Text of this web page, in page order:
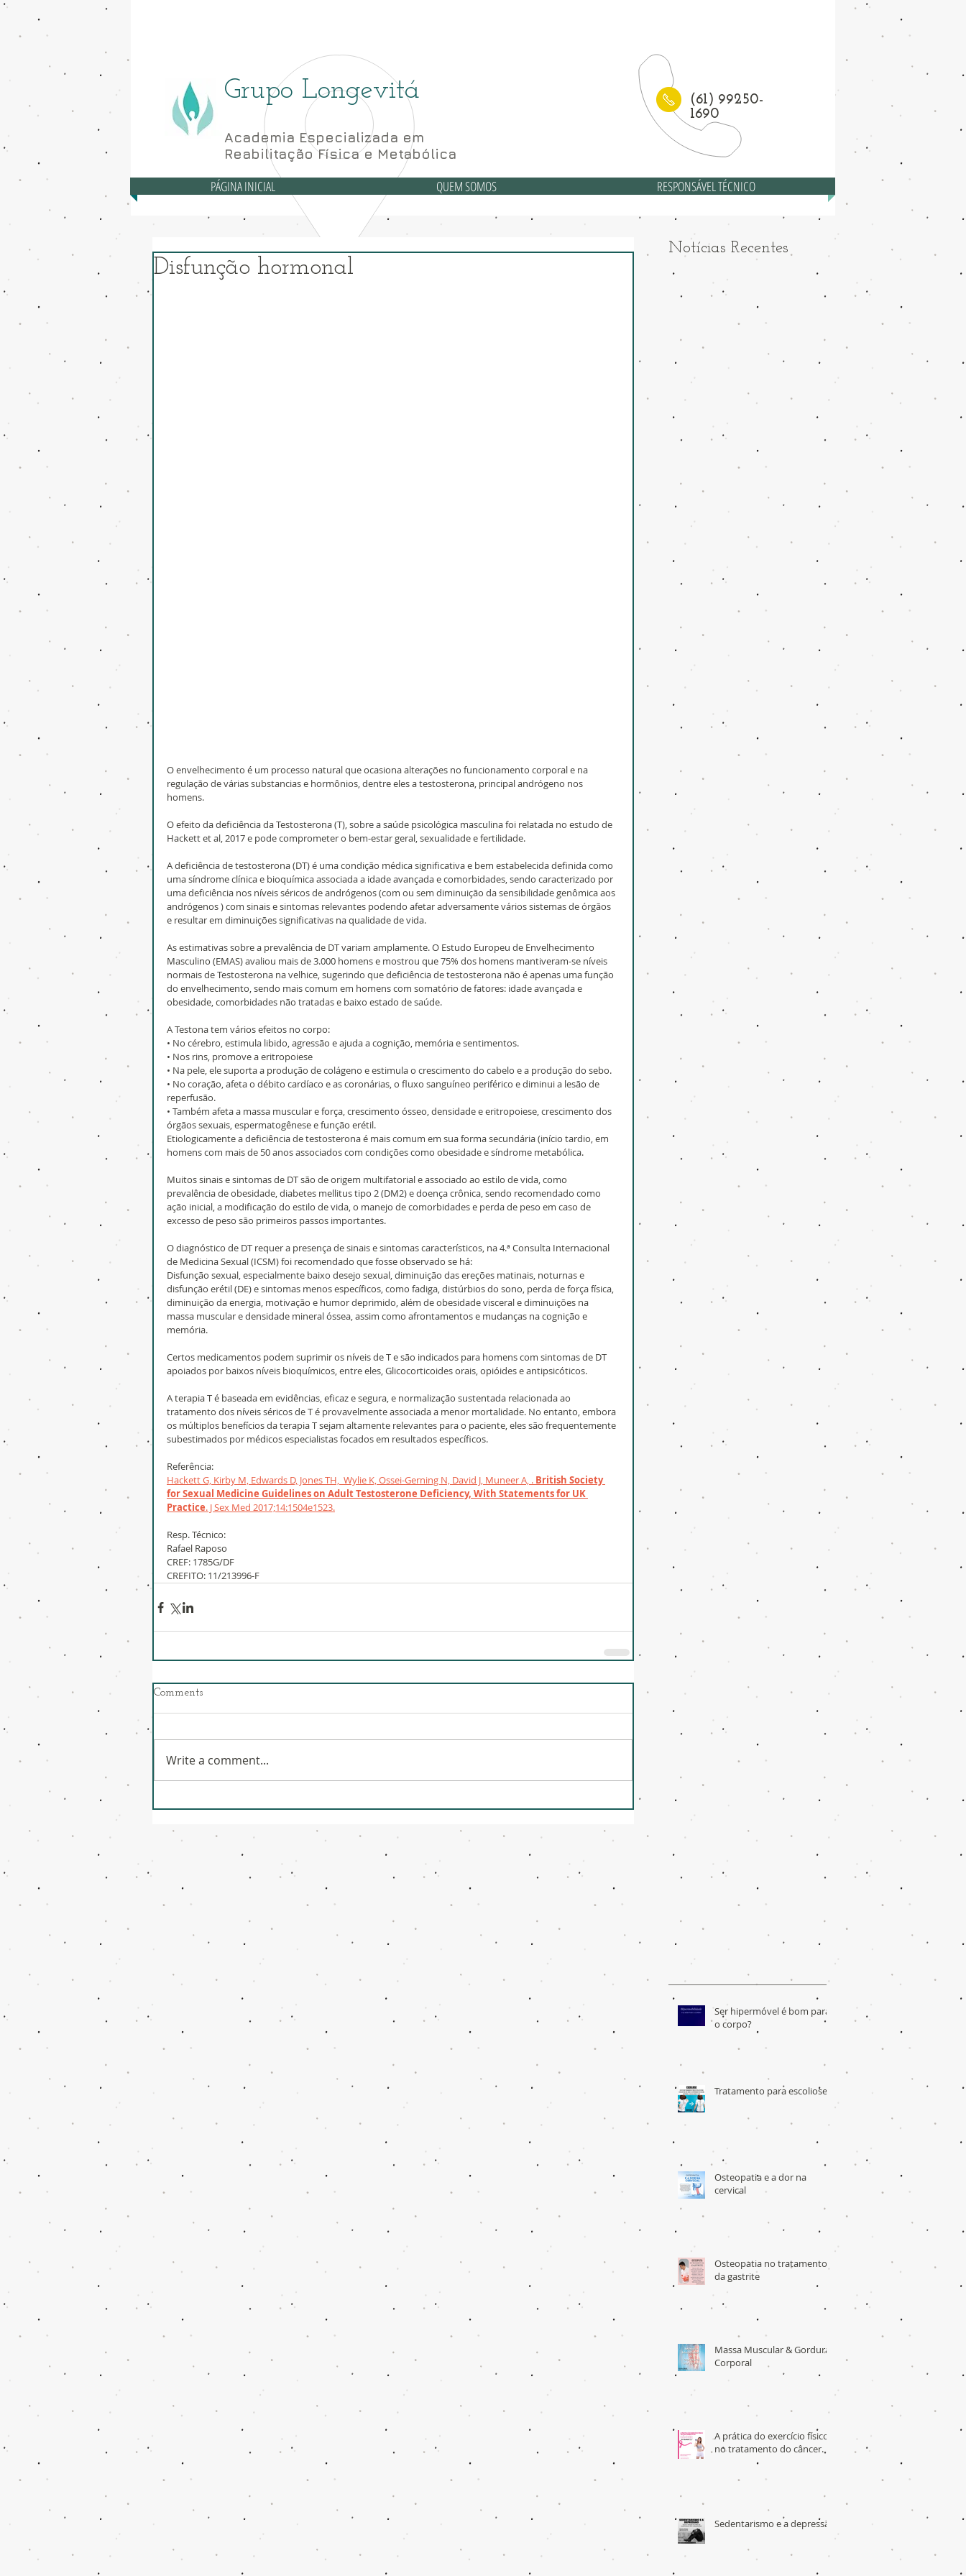
Grupo Longevitá
Academia Especializada em
Reabilitação Física e Metabólica
(61) 99250-
1690
PÁGINA INICIAL QUEM SOMOS RESPONSÁVEL TÉCNICO
Disfunção hormonal
O envelhecimento é um processo natural que ocasiona alterações no funcionamento corporal e na
regulação de várias substancias e hormônios, dentre eles a testosterona, principal andrógeno nos
homens.
O efeito da deficiência da Testosterona (T), sobre a saúde psicológica masculina foi relatada no estudo de
Hackett et al, 2017 e pode comprometer o bem-estar geral, sexualidade e fertilidade.
A deficiência de testosterona (DT) é uma condição médica significativa e bem estabelecida definida como
uma síndrome clínica e bioquímica associada a idade avançada e comorbidades, sendo caracterizado por
uma deficiência nos níveis séricos de andrógenos (com ou sem diminuição da sensibilidade genômica aos
andrógenos ) com sinais e sintomas relevantes podendo afetar adversamente vários sistemas de órgãos
e resultar em diminuições significativas na qualidade de vida.
As estimativas sobre a prevalência de DT variam amplamente. O Estudo Europeu de Envelhecimento
Masculino (EMAS) avaliou mais de 3.000 homens e mostrou que 75% dos homens mantiveram-se níveis
normais de Testosterona na velhice, sugerindo que deficiência de testosterona não é apenas uma função
do envelhecimento, sendo mais comum em homens com somatório de fatores: idade avançada e
obesidade, comorbidades não tratadas e baixo estado de saúde.
A Testona tem vários efeitos no corpo:
• No cérebro, estimula libido, agressão e ajuda a cognição, memória e sentimentos.
• Nos rins, promove a eritropoiese
• Na pele, ele suporta a produção de colágeno e estimula o crescimento do cabelo e a produção do sebo.
• No coração, afeta o débito cardíaco e as coronárias, o fluxo sanguíneo periférico e diminui a lesão de
reperfusão.
• Também afeta a massa muscular e força, crescimento ósseo, densidade e eritropoiese, crescimento dos
órgãos sexuais, espermatogênese e função erétil.
Etiologicamente a deficiência de testosterona é mais comum em sua forma secundária (início tardio, em
homens com mais de 50 anos associados com condições como obesidade e síndrome metabólica.
Muitos sinais e sintomas de DT são de origem multifatorial e associado ao estilo de vida, como
prevalência de obesidade, diabetes mellitus tipo 2 (DM2) e doença crônica, sendo recomendado como
ação inicial, a modificação do estilo de vida, o manejo de comorbidades e perda de peso em caso de
excesso de peso são primeiros passos importantes.
O diagnóstico de DT requer a presença de sinais e sintomas característicos, na 4.ª Consulta Internacional
de Medicina Sexual (ICSM) foi recomendado que fosse observado se há:
Disfunção sexual, especialmente baixo desejo sexual, diminuição das ereções matinais, noturnas e
disfunção erétil (DE) e sintomas menos específicos, como fadiga, distúrbios do sono, perda de força física,
diminuição da energia, motivação e humor deprimido, além de obesidade visceral e diminuições na
massa muscular e densidade mineral óssea, assim como afrontamentos e mudanças na cognição e
memória.
Certos medicamentos podem suprimir os níveis de T e são indicados para homens com sintomas de DT
apoiados por baixos níveis bioquímicos, entre eles, Glicocorticoides orais, opióides e antipsicóticos.
A terapia T é baseada em evidências, eficaz e segura, e normalização sustentada relacionada ao
tratamento dos níveis séricos de T é provavelmente associada a menor mortalidade. No entanto, embora
os múltiplos benefícios da terapia T sejam altamente relevantes para o paciente, eles são frequentemente
subestimados por médicos especialistas focados em resultados específicos.
Referência:
Hackett G, Kirby M, Edwards D, Jones TH,  Wylie K, Ossei-Gerning N, David J, Muneer A, . British Society
for Sexual Medicine Guidelines on Adult Testosterone Deficiency, With Statements for UK
Practice. J Sex Med 2017;14:1504e1523.
Resp. Técnico:
Rafael Raposo
CREF: 1785G/DF
CREFITO: 11/213996-F
Comments
Write a comment...
Notícias Recentes
Ser hipermóvel é bom para
o corpo?
Tratamento para escoliose
Osteopatia e a dor na
cervical
Osteopatia no tratamento
da gastrite
Massa Muscular & Gordura
Corporal
A prática do exercício físico
no tratamento do câncer.
Sedentarismo e a depressão